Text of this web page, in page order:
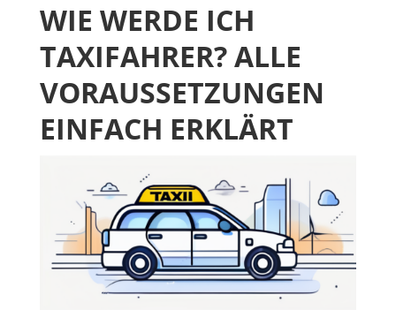
WIE WERDE ICH
TAXIFAHRER? ALLE
VORAUSSETZUNGEN
EINFACH ERKLÄRT